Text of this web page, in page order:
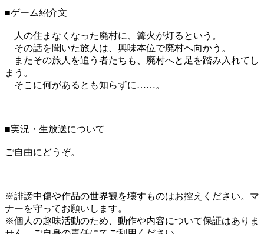
■ゲーム紹介文
人の住まなくなった廃村に、篝火が灯るという。
その話を聞いた旅人は、興味本位で廃村へ向かう。
またその旅人を追う者たちも、廃村へと足を踏み入れてし
まう。
そこに何があるとも知らずに……。
■実況・生放送について
ご自由にどうぞ。
※誹謗中傷や作品の世界観を壊すものはお控えください。マ
ナーを守ってお願いします。
※個人の趣味活動のため、動作や内容について保証はありま